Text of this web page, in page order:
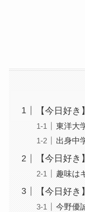
【今日好
東洋大
出身中
【今日好
趣味は
【今日好
今野優